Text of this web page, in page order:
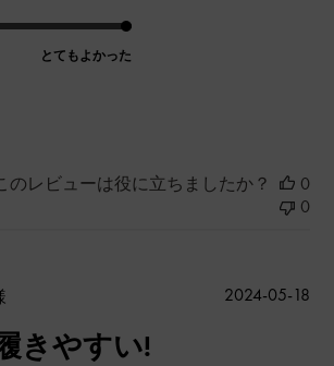
とてもよかった
のレビューは役に立ちましたか？
0
0
きやすい!
公
2024-05-18